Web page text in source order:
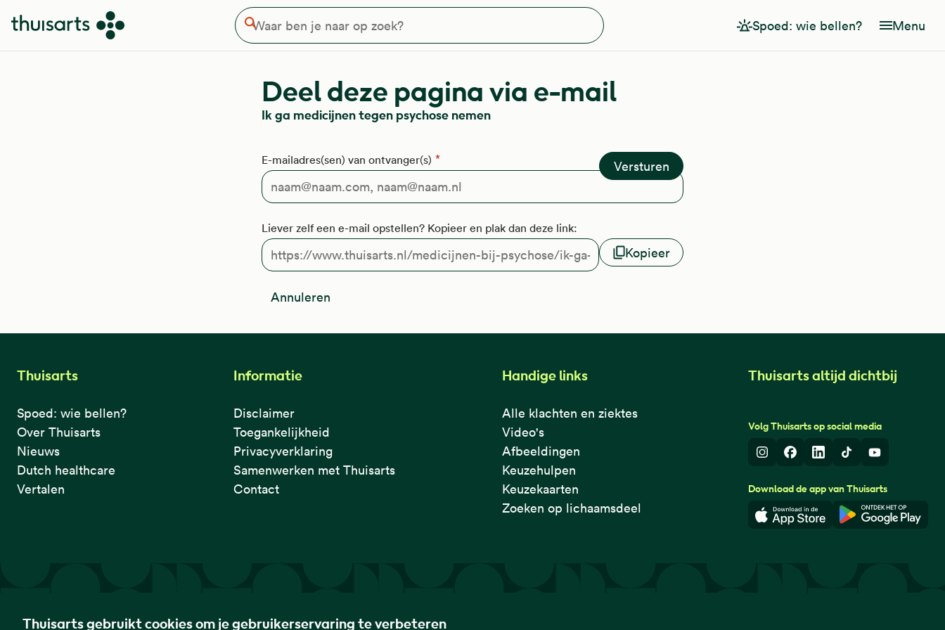
Thuisarts gebruikt cookies om je gebruikerservaring te verbeteren
Overslaan en naar de inhoud gaan Waar ben je naar op zoek?
Zoeken Spoed: wie bellen? Menu
Deel deze pagina via e-mail
Ik ga medicijnen tegen psychose nemen
E-mailadres(sen) van ontvanger(s)
Liever zelf een e-mail opstellen? Kopieer en plak dan deze link:
Kopieer
Annuleren
Thuisarts
Spoed: wie bellen?
Over Thuisarts
Nieuws
Dutch healthcare
Vertalen
Informatie
Disclaimer
Toegankelijkheid
Privacyverklaring
Samenwerken met Thuisarts
Contact
Handige links
Alle klachten en ziektes
Video's
Afbeeldingen
Keuzehulpen
Keuzekaarten
Zoeken op lichaamsdeel
Thuisarts altijd dichtbij
Volg Thuisarts op social media
InstagramFacebook
LinkedInTikTokYoutube
Download de app van Thuisarts
Download in de App Store
Download